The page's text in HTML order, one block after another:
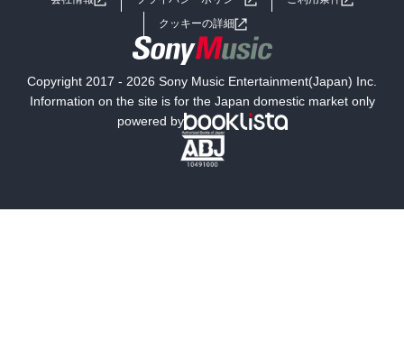
小説
海外小説
ミステリー SF
文学
クッキーの詳細
Copyright 2017 - 2026 Sony Music Entertainment(Japan) Inc.
Information on the site is for the Japan domestic market only
powered by